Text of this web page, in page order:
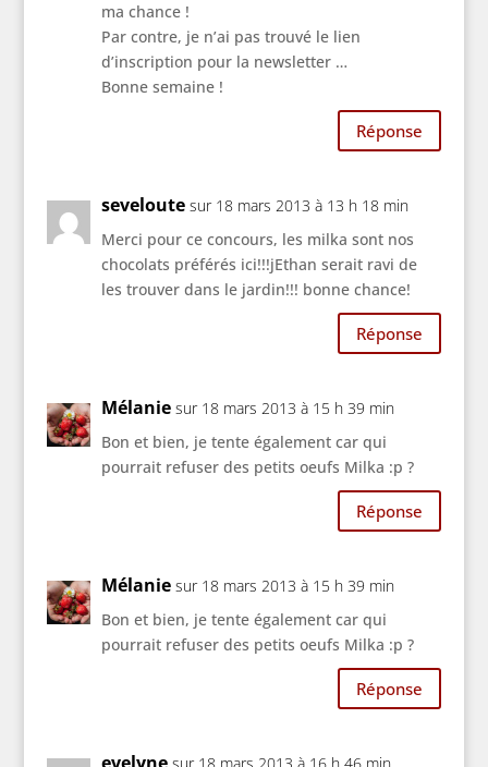
ma chance !
Par contre, je n’ai pas trouvé le lien
d’inscription pour la newsletter …
Bonne semaine !
Réponse
seveloute sur 18 mars 2013 à 13 h 18 min
Merci pour ce concours, les milka sont nos
chocolats préférés ici!!!jEthan serait ravi de
les trouver dans le jardin!!! bonne chance!
Réponse
Mélanie sur 18 mars 2013 à 15 h 39 min
Bon et bien, je tente également car qui
pourrait refuser des petits oeufs Milka :p ?
Réponse
Mélanie sur 18 mars 2013 à 15 h 39 min
Bon et bien, je tente également car qui
pourrait refuser des petits oeufs Milka :p ?
Réponse